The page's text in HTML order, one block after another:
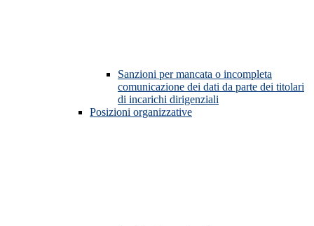
Sanzioni per mancata o incompleta
comunicazione dei dati da parte dei titolari
di incarichi dirigenziali
Posizioni organizzative